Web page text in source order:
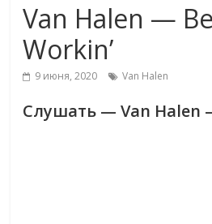
Van Halen —
Workin’
9 июня, 2020 Van Halen
Слушать — Van Halen